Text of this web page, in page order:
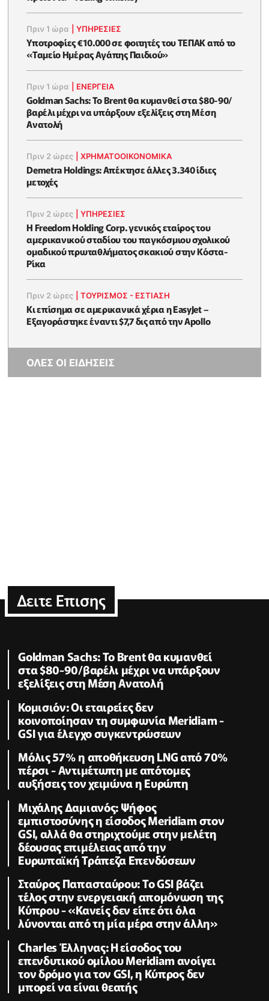
Πριν 1 ώρα |ΥΠΗΡΕΣΙΕΣ
Υποτροφίες €10.000 σε φοιτητές του ΤΕΠΑΚ από το
«Ταμείο Ημέρας Αγάπης Παιδιού»
Πριν 1 ώρα ΕΝΈΡΓΕΙΑ
Goldman Sachs: Το Brent θα κυμανθεί στα $80-90/
βαρέλι μέχρι να υπάρξουν εξελίξεις στη Μέση
Ανατολή
Πριν 2 ώρες |ΧΡΗΜΑΤΟΟΙΚΟΝΟΜΙΚΆ
Demetra Holdings: Απέκτησε άλλες 3.340 ίδιες
μετοχές
Πριν 2 ώρες |ΥΠΗΡΕΣΙΕΣ
Η Freedom Holding Corp. γενικός εταίρος του
αμερικανικού σταδίου του παγκόσμιου σχολικού
ομαδικού πρωταθλήματος σκακιού στην Κόστα-
Ρίκα
Πριν 2 ώρες |ΤΟΥΡΙΣΜΟΣ - ΕΣΤΙΑΣΗ
Κι επίσημα σε αμερικανικά χέρια η EasyJet –
Εξαγοράστηκε έναντι $7,7 δις από την Apollo
ΟΛΕΣ ΟΙ ΕΙΔΗΣΕΙΣ
Δειτε Επισης
Goldman Sachs: Το Brent θα κυμανθεί
στα $80-90/βαρέλι μέχρι να υπάρξουν
εξελίξεις στη Μέση Ανατολή
Κομισιόν: Οι εταιρείες δεν
κοινοποίησαν τη συμφωνία Meridiam -
GSI για έλεγχο συγκεντρώσεων
Μόλις 57% η αποθήκευση LNG από 70%
πέρσι - Αντιμέτωπη με απότομες
αυξήσεις τον χειμώνα η Ευρώπη
Μιχάλης Δαμιανός: Ψήφος
εμπιστοσύνης η είσοδος Meridiam στον
GSI, αλλά θα στηριχτούμε στην μελέτη
δέουσας επιμέλειας από την
Ευρωπαϊκή Τράπεζα Επενδύσεων
Σταύρος Παπασταύρου: Το GSI βάζει
τέλος στην ενεργειακή απομόνωση της
Κύπρου - «Κανείς δεν είπε ότι όλα
λύνονται από τη μία μέρα στην άλλη»
Charles Έλληνας: Η είσοδος του
επενδυτικού ομίλου Meridiam ανοίγει
τον δρόμο για τον GSI, η Κύπρος δεν
μπορεί να είναι θεατής